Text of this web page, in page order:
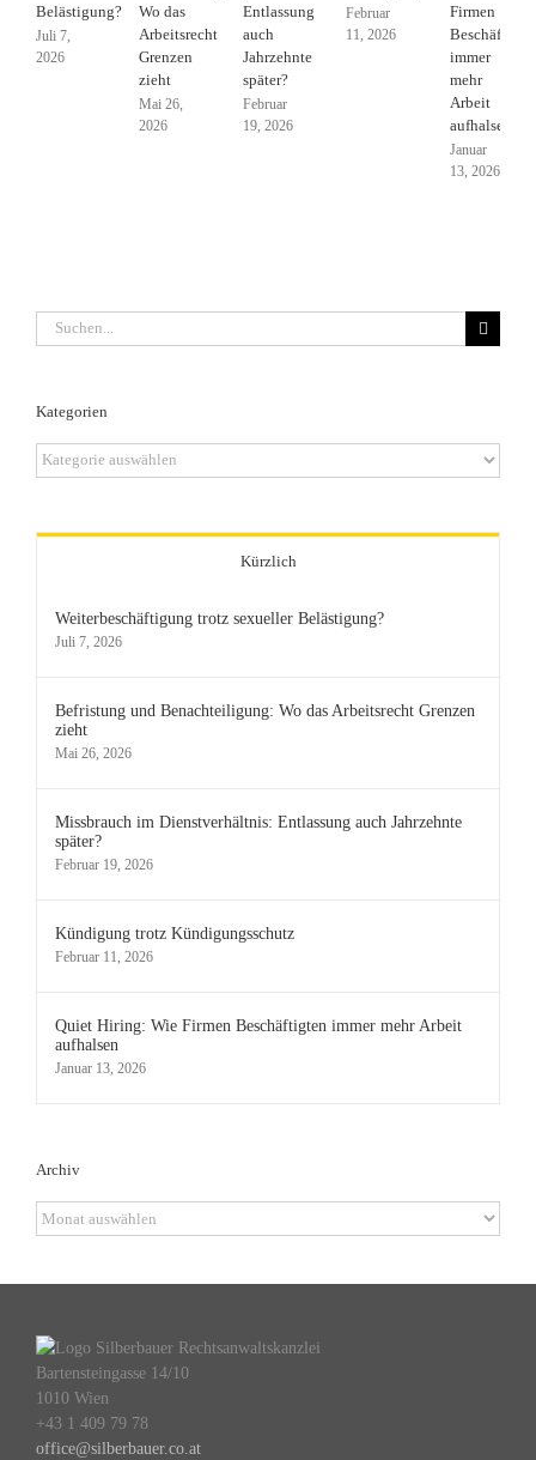
Belästigung?
Juli 7,
2026
Wo das
Arbeitsrecht
Grenzen
zieht
Mai 26,
2026
Entlassung
auch
Jahrzehnte
später?
Februar
19, 2026
Februar
11, 2026
Firmen
immer
mehr
Arbeit
aufhalsen
Januar
13, 2026
Suche
nach:
Kategorien
Kategorien
Kürzlich
Weiterbeschäftigung trotz sexueller Belästigung?
Juli 7, 2026
Befristung und Benachteiligung: Wo das Arbeitsrecht Grenzen
zieht
Mai 26, 2026
Missbrauch im Dienstverhältnis: Entlassung auch Jahrzehnte
später?
Februar 19, 2026
Kündigung trotz Kündigungsschutz
Februar 11, 2026
Quiet Hiring: Wie Firmen Beschäftigten immer mehr Arbeit
aufhalsen
Januar 13, 2026
Archiv
Archiv
Bartensteingasse 14/10
1010 Wien
+43 1 409 79 78
office@silberbauer.co.at